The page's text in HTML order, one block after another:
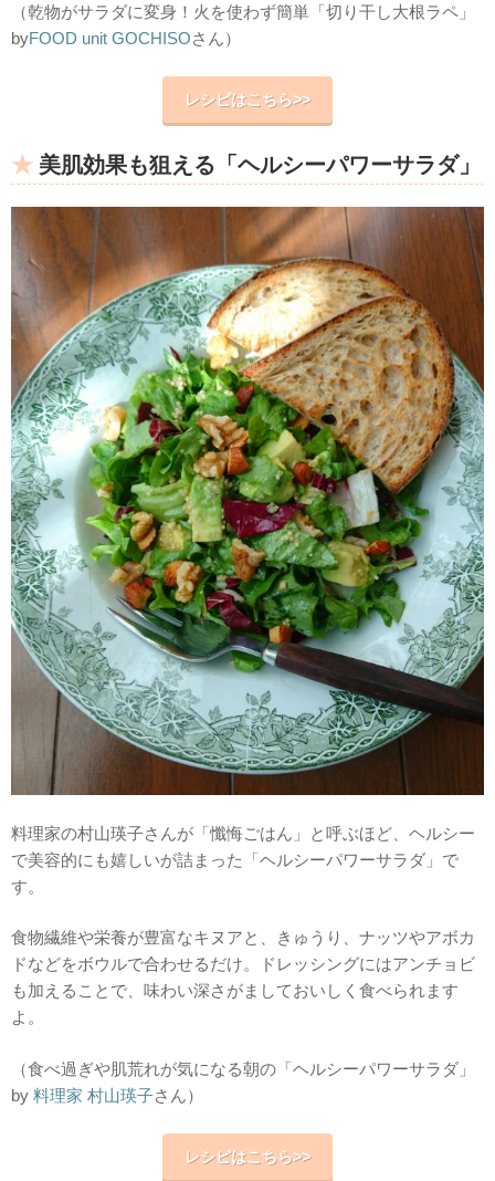
（乾物がサラダに変身！火を使わず簡単「切り干し大根ラペ」
byFOOD unit GOCHISOさん）
レシピはこちら>>
美肌効果も狙える「ヘルシーパワーサラダ」
料理家の村山瑛子さんが「懺悔ごはん」と呼ぶほど、ヘルシー
で美容的にも嬉しいが詰まった「ヘルシーパワーサラダ」で
す。
食物繊維や栄養が豊富なキヌアと、きゅうり、ナッツやアボカ
ドなどをボウルで合わせるだけ。ドレッシングにはアンチョビ
も加えることで、味わい深さがましておいしく食べられます
よ。
（食べ過ぎや肌荒れが気になる朝の「ヘルシーパワーサラダ」
by 料理家 村山瑛子さん）
レシピはこちら>>